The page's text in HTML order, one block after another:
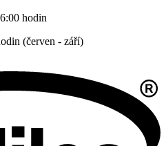
hodin
(červen - září)